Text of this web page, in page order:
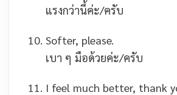
แรงกว่านี้ค่ะ/ครับ
Softer, please.
เบา ๆ มือด้วยค่ะ/ครับ
I feel much better, thank